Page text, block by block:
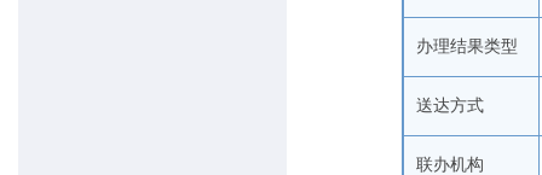
办理结果类型
送达方式
联办机构